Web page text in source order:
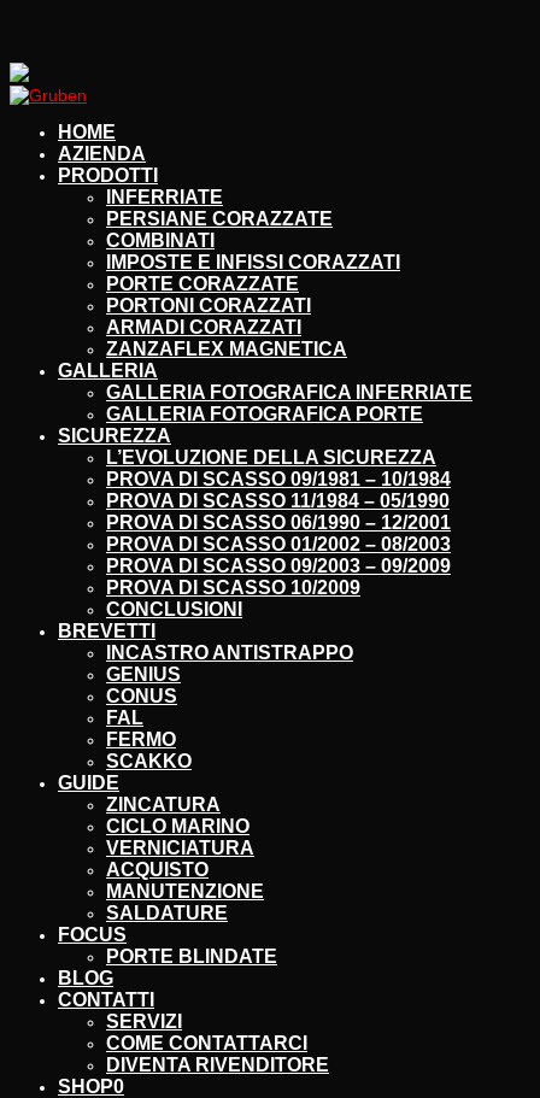
HOME
AZIENDA
PRODOTTI
INFERRIATE
PERSIANE CORAZZATE
COMBINATI
IMPOSTE E INFISSI CORAZZATI
PORTE CORAZZATE
PORTONI CORAZZATI
ARMADI CORAZZATI
ZANZAFLEX MAGNETICA
GALLERIA
GALLERIA FOTOGRAFICA INFERRIATE
GALLERIA FOTOGRAFICA PORTE
SICUREZZA
L’EVOLUZIONE DELLA SICUREZZA
PROVA DI SCASSO 09/1981 – 10/1984
PROVA DI SCASSO 11/1984 – 05/1990
PROVA DI SCASSO 06/1990 – 12/2001
PROVA DI SCASSO 01/2002 – 08/2003
PROVA DI SCASSO 09/2003 – 09/2009
PROVA DI SCASSO 10/2009
CONCLUSIONI
BREVETTI
INCASTRO ANTISTRAPPO
GENIUS
CONUS
FAL
FERMO
SCAKKO
GUIDE
ZINCATURA
CICLO MARINO
VERNICIATURA
ACQUISTO
MANUTENZIONE
SALDATURE
FOCUS
PORTE BLINDATE
BLOG
CONTATTI
SERVIZI
COME CONTATTARCI
DIVENTA RIVENDITORE
SHOP0